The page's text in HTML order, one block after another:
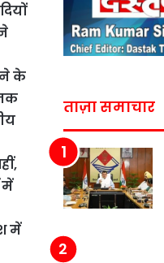
के
में
में
ताज़ा समाचार